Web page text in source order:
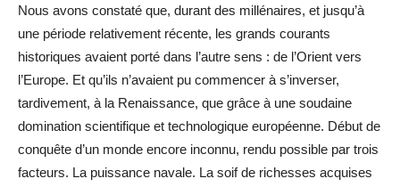
Nous avons constaté que, durant des millénaires, et jusqu’à
une période relativement récente, les grands courants
historiques avaient porté dans l’autre sens : de l’Orient vers
l’Europe. Et qu’ils n’avaient pu commencer à s’inverser,
tardivement, à la Renaissance, que grâce à une soudaine
domination scientifique et technologique européenne. Début de
conquête d’un monde encore inconnu, rendu possible par trois
facteurs. La puissance navale. La soif de richesses acquises